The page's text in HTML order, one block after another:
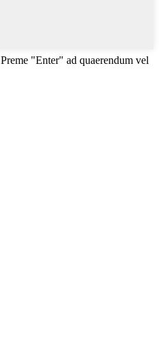
Preme "Enter" ad quaerendum vel